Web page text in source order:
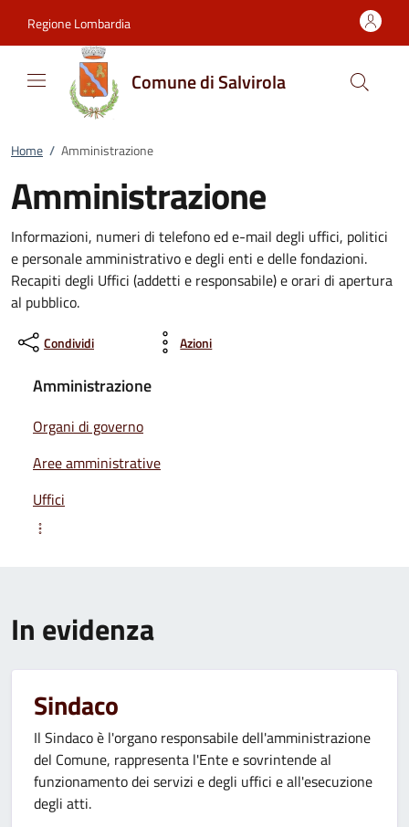
Regione Lombardia
Comune di Salvirola
Home / Amministrazione
Amministrazione
Informazioni, numeri di telefono ed e-mail degli uffici, politici
e personale amministrativo e degli enti e delle fondazioni.
Recapiti degli Uffici (addetti e responsabile) e orari di apertura
al pubblico.
Condividi Azioni
Amministrazione
Organi di governo
Aree amministrative
Uffici
In evidenza
Sindaco
Il Sindaco è l'organo responsabile dell'amministrazione
del Comune, rappresenta l'Ente e sovrintende al
funzionamento dei servizi e degli uffici e all'esecuzione
degli atti.